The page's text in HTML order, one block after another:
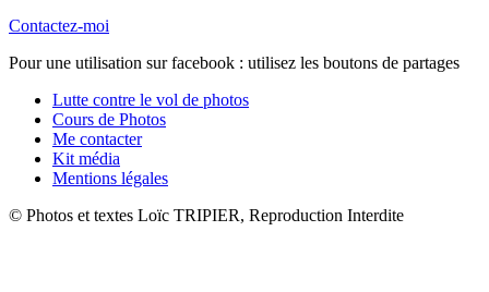
Contactez-moi
Pour une utilisation sur facebook : utilisez les boutons de partages
Lutte contre le vol de photos
Cours de Photos
Me contacter
Kit média
Mentions légales
© Photos et textes Loïc TRIPIER, Reproduction Interdite